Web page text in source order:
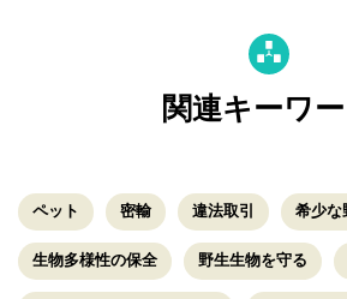
関連キーワ
ペット 密輸 違法取引 希少な
生物多様性の保全 野生生物を守る